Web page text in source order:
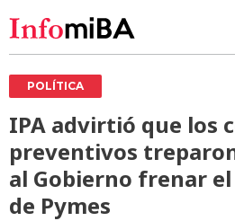
POLÍTICA
IPA advirtió que los
preventivos
al Gobierno frenar
de Pymes